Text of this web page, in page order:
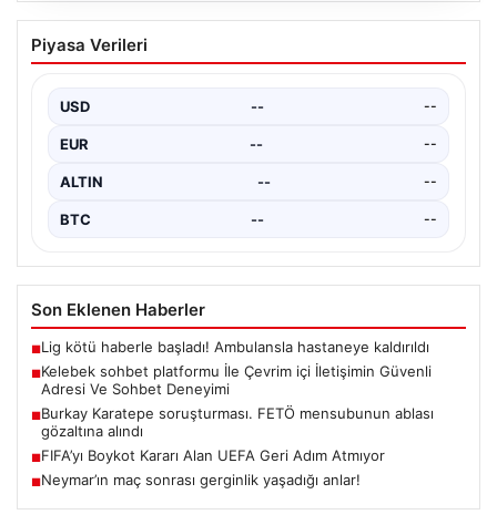
Kelebek sohbet platformu İle Çevrim içi
İletişimin Güvenli Adresi Ve Sohbet
Dijital ortamında kullanıcıların güvenli bir şekilde
birçok…
Piyasa Verileri
USD -- --
EUR -- --
ALTIN -- --
BTC -- --
Son Eklenen Haberler
■Lig kötü haberle başladı! Ambulansla hastaneye kaldırıldı
■Kelebek sohbet platformu İle Çevrim içi İletişimin Güvenli
Adresi Ve Sohbet Deneyimi
■Burkay Karatepe soruşturması. FETÖ mensubunun ablası
gözaltına alındı
■FIFA’yı Boykot Kararı Alan UEFA Geri Adım Atmıyor
■Neymar’ın maç sonrası gerginlik yaşadığı anlar!